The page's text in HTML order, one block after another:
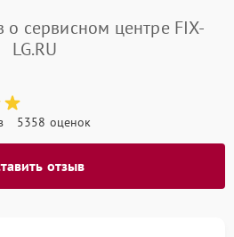
сервисном центре FIX-
LG.RU
5358 оценок
отзыв